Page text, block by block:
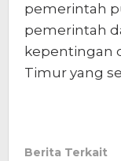
pemerintah
pemerintah
kepentingan
Timur yang
Berita Terkait